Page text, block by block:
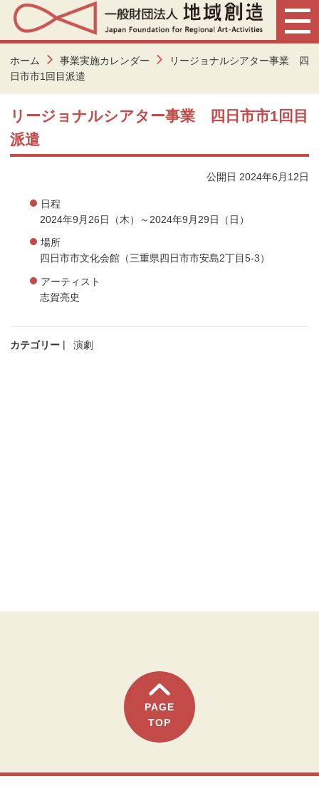
ホーム 事業実施カレンダー
リージョナルシアター事業 四
日市市1回目派遣
リージョナルシアター事業 四日市市1回目
派遣
公開日 2024年6月12日
日程
2024年9月26日（木）～2024年9月29日（日）
場所
四日市市文化会館（三重県四日市市安島2丁目5-3）
アーティスト
志賀亮史
カテゴリー 演劇
PAGE
TOP